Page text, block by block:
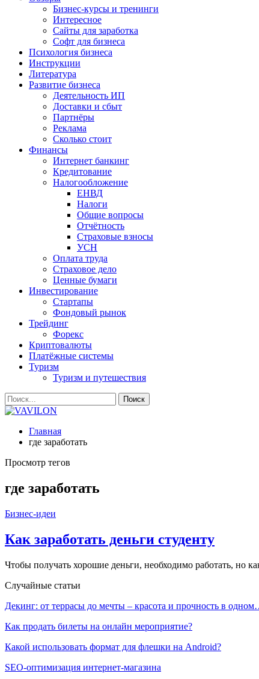
Бизнес-курсы и тренинги
Интересное
Сайты для заработка
Софт для бизнеса
Психология бизнеса
Инструкции
Литература
Развитие бизнеса
Деятельность ИП
Доставки и сбыт
Партнёры
Реклама
Сколько стоит
Финансы
Интернет банкинг
Кредитование
Налогообложение
ЕНВД
Налоги
Общие вопросы
Отчётность
Страховые взносы
УСН
Оплата труда
Страховое дело
Ценные бумаги
Инвестирование
Стартапы
Фондовый рынок
Трейдинг
Форекс
Криптовалюты
Платёжные системы
Туризм
Туризм и путешествия
Главная
где заработать
Просмотр тегов
где заработать
Бизнес-идеи
Как заработать деньги студенту
Чтобы получать хорошие деньги, необходимо работать, но
Случайные статьи
Декинг: от террасы до мечты – красота и прочность в
Как продать билеты на онлайн мероприятие?
Какой использовать формат для флешки на Android?
SEO-оптимизация интернет-магазина